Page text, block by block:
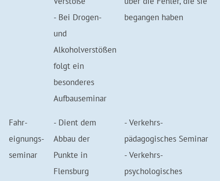
- Bei Drogen-
und
Alkoholverstößen
folgt ein
besonderes
Aufbauseminar
begangen haben
Fahr­
eignungs­
seminar
- Dient dem
Abbau der
Punkte in
Flensburg
- Verkehrs­
pädagogisches Seminar
- Verkehrs­
psychologisches